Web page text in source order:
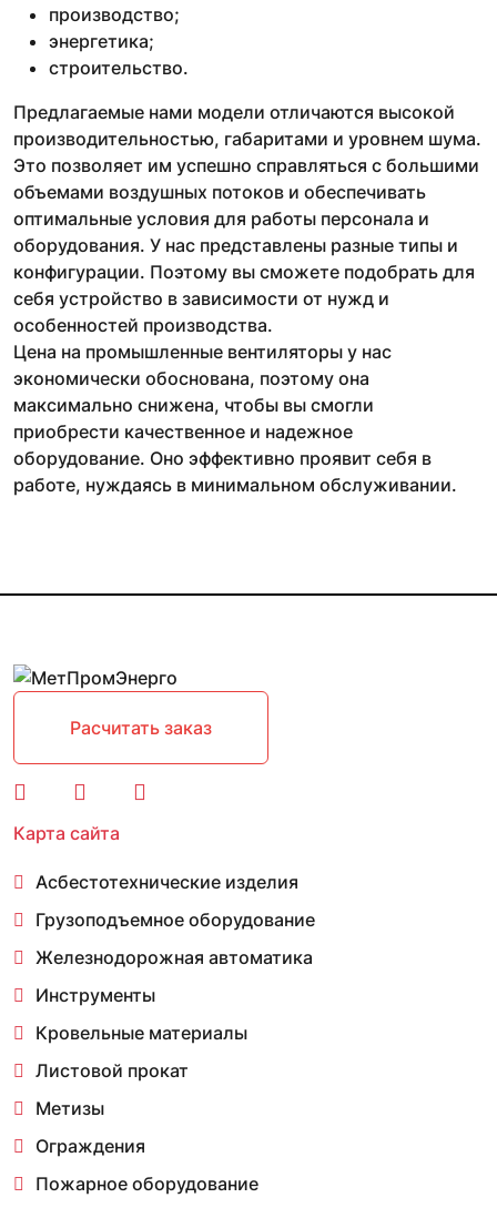
производство;
энергетика;
строительство.
Предлагаемые нами модели отличаются высокой
производительностью, габаритами и уровнем шума.
Это позволяет им успешно справляться с большими
объемами воздушных потоков и обеспечивать
оптимальные условия для работы персонала и
оборудования. У нас представлены разные типы и
конфигурации. Поэтому вы сможете подобрать для
себя устройство в зависимости от нужд и
особенностей производства.
Цена на промышленные вентиляторы у нас
экономически обоснована, поэтому она
максимально снижена, чтобы вы смогли
приобрести качественное и надежное
оборудование. Оно эффективно проявит себя в
работе, нуждаясь в минимальном обслуживании.
Расчитать заказ
Карта сайта
Асбестотехнические изделия
Грузоподъемное оборудование
Железнодорожная автоматика
Инструменты
Кровельные материалы
Листовой прокат
Метизы
Ограждения
Пожарное оборудование